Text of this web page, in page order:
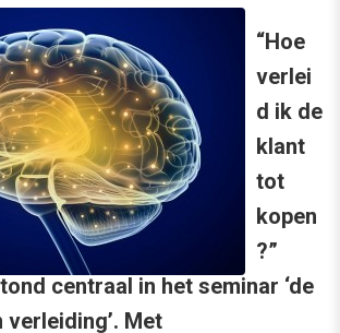
“Hoe
verlei
d ik de
klant
tot
kopen
?”
centraal in het seminar ‘de
verleiding’. Met